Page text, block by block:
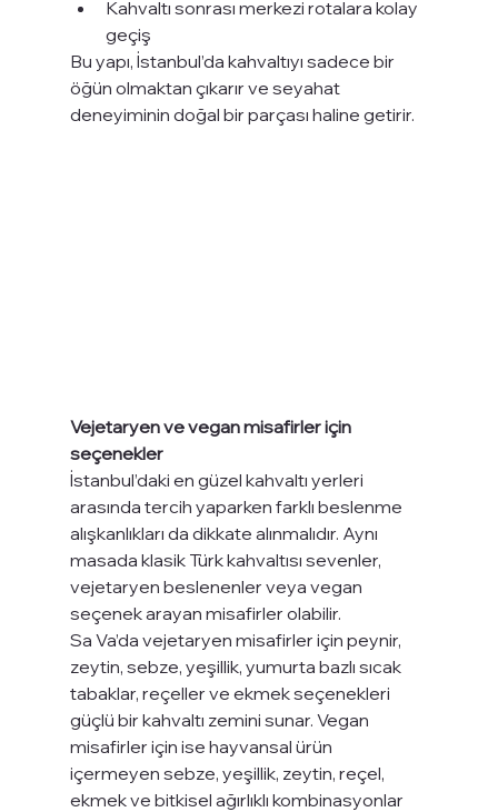
Kahvaltı sonrası merkezi rotalara kolay
geçiş
Bu yapı, İstanbul’da kahvaltıyı sadece bir
öğün olmaktan çıkarır ve seyahat
deneyiminin doğal bir parçası haline getirir.
Vejetaryen ve vegan misafirler için
seçenekler
İstanbul’daki en güzel kahvaltı yerleri
arasında tercih yaparken farklı beslenme
alışkanlıkları da dikkate alınmalıdır. Aynı
masada klasik Türk kahvaltısı sevenler,
vejetaryen beslenenler veya vegan
seçenek arayan misafirler olabilir.
Sa Va’da vejetaryen misafirler için peynir,
zeytin, sebze, yeşillik, yumurta bazlı sıcak
tabaklar, reçeller ve ekmek seçenekleri
güçlü bir kahvaltı zemini sunar. Vegan
misafirler için ise hayvansal ürün
içermeyen sebze, yeşillik, zeytin, reçel,
ekmek ve bitkisel ağırlıklı kombinasyonlar